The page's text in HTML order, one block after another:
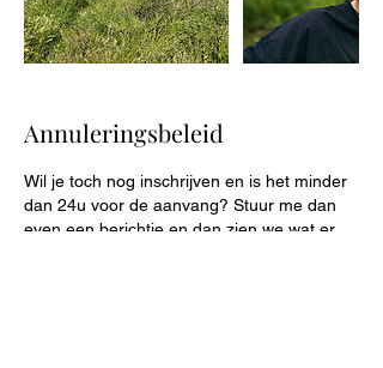
Annuleringsbeleid
Wil je toch nog inschrijven en is het minder
dan 24u voor de aanvang? Stuur me dan
even een berichtje en dan zien we wat er